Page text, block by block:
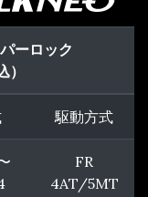
ーロック
）
駆動方式
FR
4AT/5MT